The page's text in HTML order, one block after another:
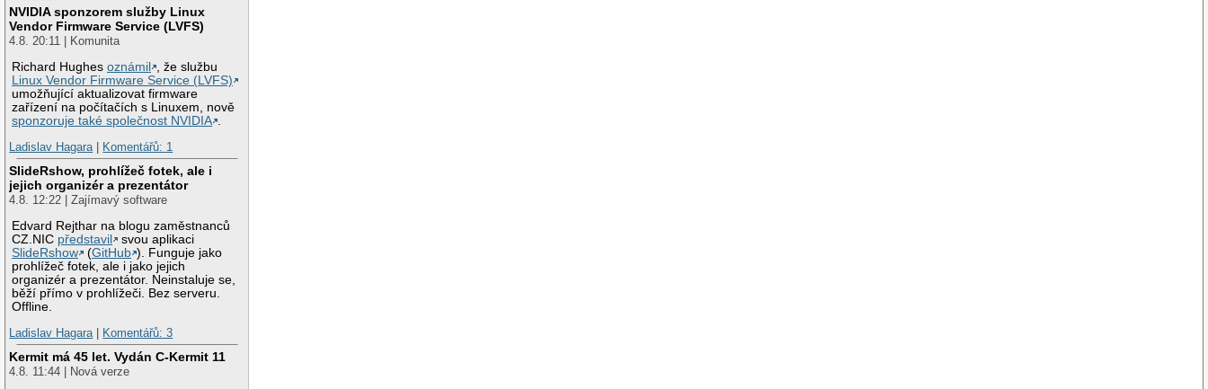
NVIDIA sponzorem služby Linux
Vendor Firmware Service (LVFS)
4.8. 20:11 | Komunita
Richard Hughesoznámil
, že službu
Linux Vendor Firmware Service (LVFS)
umožňující aktualizovat firmware
zařízení na počítačích s Linuxem, nově
sponzoruje také společnost NVIDIA
Ladislav Hagara| Komentářů: 1
SlideRshow, prohlížeč fotek, ale i
jejich organizér a prezentátor
4.8. 12:22 | Zajímavý software
Edvard Rejthar na blogu zaměstnanců
CZ.NIC představil
svou aplikaci
SlideRshow
(GitHub ). Funguje jako
prohlížeč fotek, ale i jako jejich
organizér a prezentátor. Neinstaluje se,
běží přímo v prohlížeči. Bez serveru.
Offline.
Ladislav Hagara| Komentářů: 3
Kermit má 45 let. Vydán C-Kermit 11
4.8. 11:44 | Nová verze